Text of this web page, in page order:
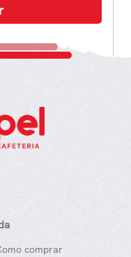
comprar